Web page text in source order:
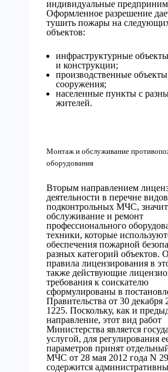
индивидуальные
Оформленное разрешение
тушить пожары на
объектов:
инфраструктурные
и конструкции;
производственные
сооружения;
населенные пункты с
жителей.
Монтаж и обслуживание
оборудования
Вторым направлением
деятельности в перечне
подконтрольных МЧС,
обслуживание и ремонт
профессионального
техники, которые
обеспечения пожарной
разных категорий объектов.
правила лицензирования в
также действующие
требования к соискателю
сформулированы в
Правительства от 30 декабря
1225. Поскольку, как и
направление, этот вид работ
Министерства является
услугой, для регулирования
параметров принят
МЧС от 28 мая 2012 года N
содержится